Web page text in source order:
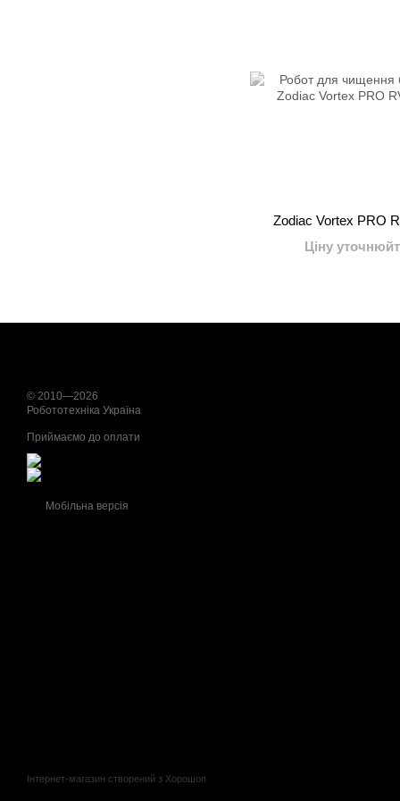
Zodiac Vortex PRO
Ціну
© 2010—2026
Робототехніка Україна
Приймаємо до оплати
Мобільна версія
Інтернет-магазин створений з Хорошоп